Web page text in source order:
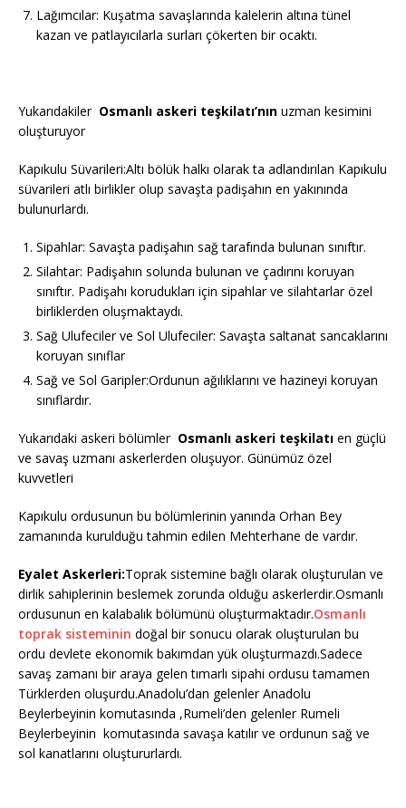
Lağımcılar: Kuşatma savaşlarında kalelerin altına tünel
kazan ve patlayıcılarla surları çökerten bir ocaktı.
Yukarıdakiler Osmanlı askeri teşkilatı’nın uzman kesimini
oluşturuyor
Kapıkulu Süvarileri:Altı bölük halkı olarak ta adlandırılan Kapıkulu
süvarileri atlı birlikler olup savaşta padişahın en yakınında
bulunurlardı.
Sipahlar: Savaşta padişahın sağ tarafında bulunan sınıftır.
Silahtar: Padişahın solunda bulunan ve çadırını koruyan
sınıftır. Padişahı korudukları için sipahlar ve silahtarlar özel
birliklerden oluşmaktaydı.
Sağ Ulufeciler ve Sol Ulufeciler: Savaşta saltanat sancaklarını
koruyan sınıflar
Sağ ve Sol Garipler:Ordunun ağılıklarını ve hazineyi koruyan
sınıflardır.
Yukarıdaki askeri bölümler Osmanlı askeri teşkilatı en güçlü
ve savaş uzmanı askerlerden oluşuyor. Günümüz özel
kuvvetleri
Kapıkulu ordusunun bu bölümlerinin yanında Orhan Bey
zamanında kurulduğu tahmin edilen Mehterhane de vardır.
Eyalet Askerleri:Toprak sistemine bağlı olarak oluşturulan ve
dirlik sahiplerinin beslemek zorunda olduğu askerlerdir.Osmanlı
ordusunun en kalabalık bölümünü oluşturmaktadır.Osmanlı
toprak sisteminin doğal bir sonucu olarak oluşturulan bu
ordu devlete ekonomik bakımdan yük oluşturmazdı.Sadece
savaş zamanı bir araya gelen tımarlı sipahi ordusu tamamen
Türklerden oluşurdu.Anadolu’dan gelenler Anadolu
Beylerbeyinin komutasında ,Rumeli’den gelenler Rumeli
Beylerbeyinin komutasında savaşa katılır ve ordunun sağ ve
sol kanatlarını oluştururlardı.